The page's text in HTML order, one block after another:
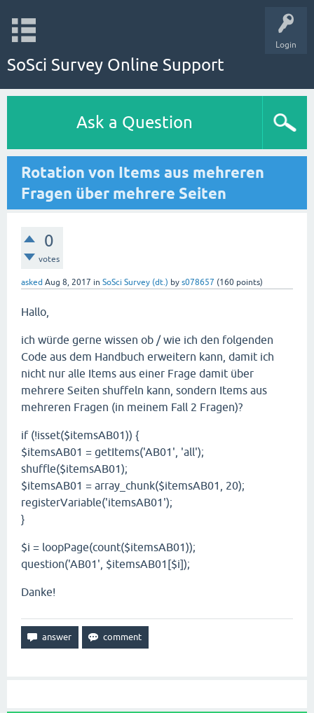
Login
SoSci Survey Online Support
Ask a Question
Rotation von Items aus mehreren
Fragen über mehrere Seiten
0
votes
asked Aug 8, 2017 in SoSci Survey (dt.) by s078657 (160 points)
Hallo,
ich würde gerne wissen ob / wie ich den folgenden
Code aus dem Handbuch erweitern kann, damit ich
nicht nur alle Items aus einer Frage damit über
mehrere Seiten shuffeln kann, sondern Items aus
mehreren Fragen (in meinem Fall 2 Fragen)?
if (!isset($itemsAB01)) {
$itemsAB01 = getItems('AB01', 'all');
shuffle($itemsAB01);
$itemsAB01 = array_chunk($itemsAB01, 20);
registerVariable('itemsAB01');
}
$i = loopPage(count($itemsAB01));
question('AB01', $itemsAB01[$i]);
Danke!